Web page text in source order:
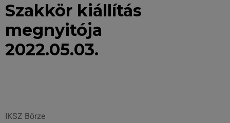
Szakkör kiállítás
megnyitója
2022.05.03.
IKSZ Börze